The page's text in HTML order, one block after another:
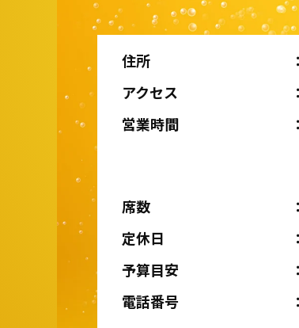
住所
アクセス
営業時間
席数
定休日
予算目安
電話番号